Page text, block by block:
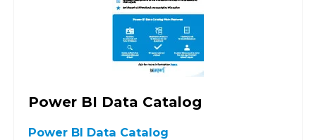
Power BI Data Catalog
Power BI Data Catalog